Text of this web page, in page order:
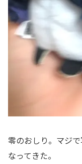
零のおしり。マジ
なってきた。